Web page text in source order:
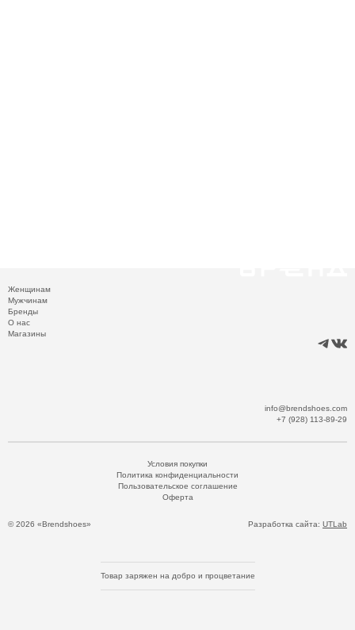
Женщинам
Мужчинам
Бренды
О нас
Магазины
info@brendshoes.com
+7 (928) 113-89-29
© 2026 «Brendshoes»
Условия покупки
Политика конфиденциальности
Пользовательское соглашение
Оферта
Разработка сайта: UTLab
Товар заряжен на добро и процветание